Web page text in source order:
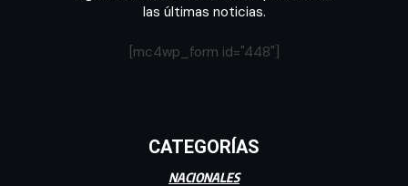
las últimas noticias.
[mc4wp_form id="448"]
CATEGORÍAS
NACIONALES